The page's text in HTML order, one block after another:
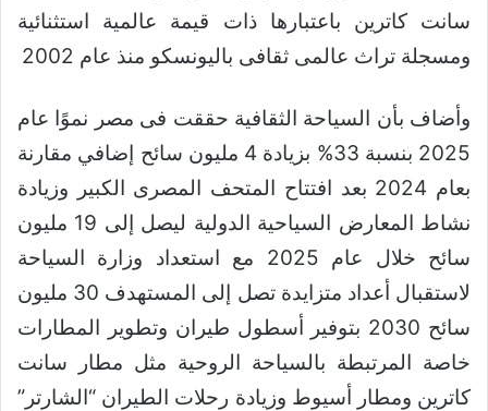
سانت كاترين باعتبارها ذات قيمة عالمية استثنائية
ومسجلة تراث عالمى ثقافى باليونسكو منذ عام 2002
وأضاف بأن السياحة الثقافية حققت فى مصر نموًا عام
2025 بنسبة 33% بزيادة 4 مليون سائح إضافي مقارنة
بعام 2024 بعد افتتاح المتحف المصرى الكبير وزيادة
نشاط المعارض السياحية الدولية ليصل إلى 19 مليون
سائح خلال عام 2025 مع استعداد وزارة السياحة
لاستقبال أعداد متزايدة تصل إلى المستهدف 30 مليون
سائح 2030 بتوفير أسطول طيران وتطوير المطارات
خاصة المرتبطة بالسياحة الروحية مثل مطار سانت
كاترين ومطار أسيوط وزيادة رحلات الطيران “الشارتر”